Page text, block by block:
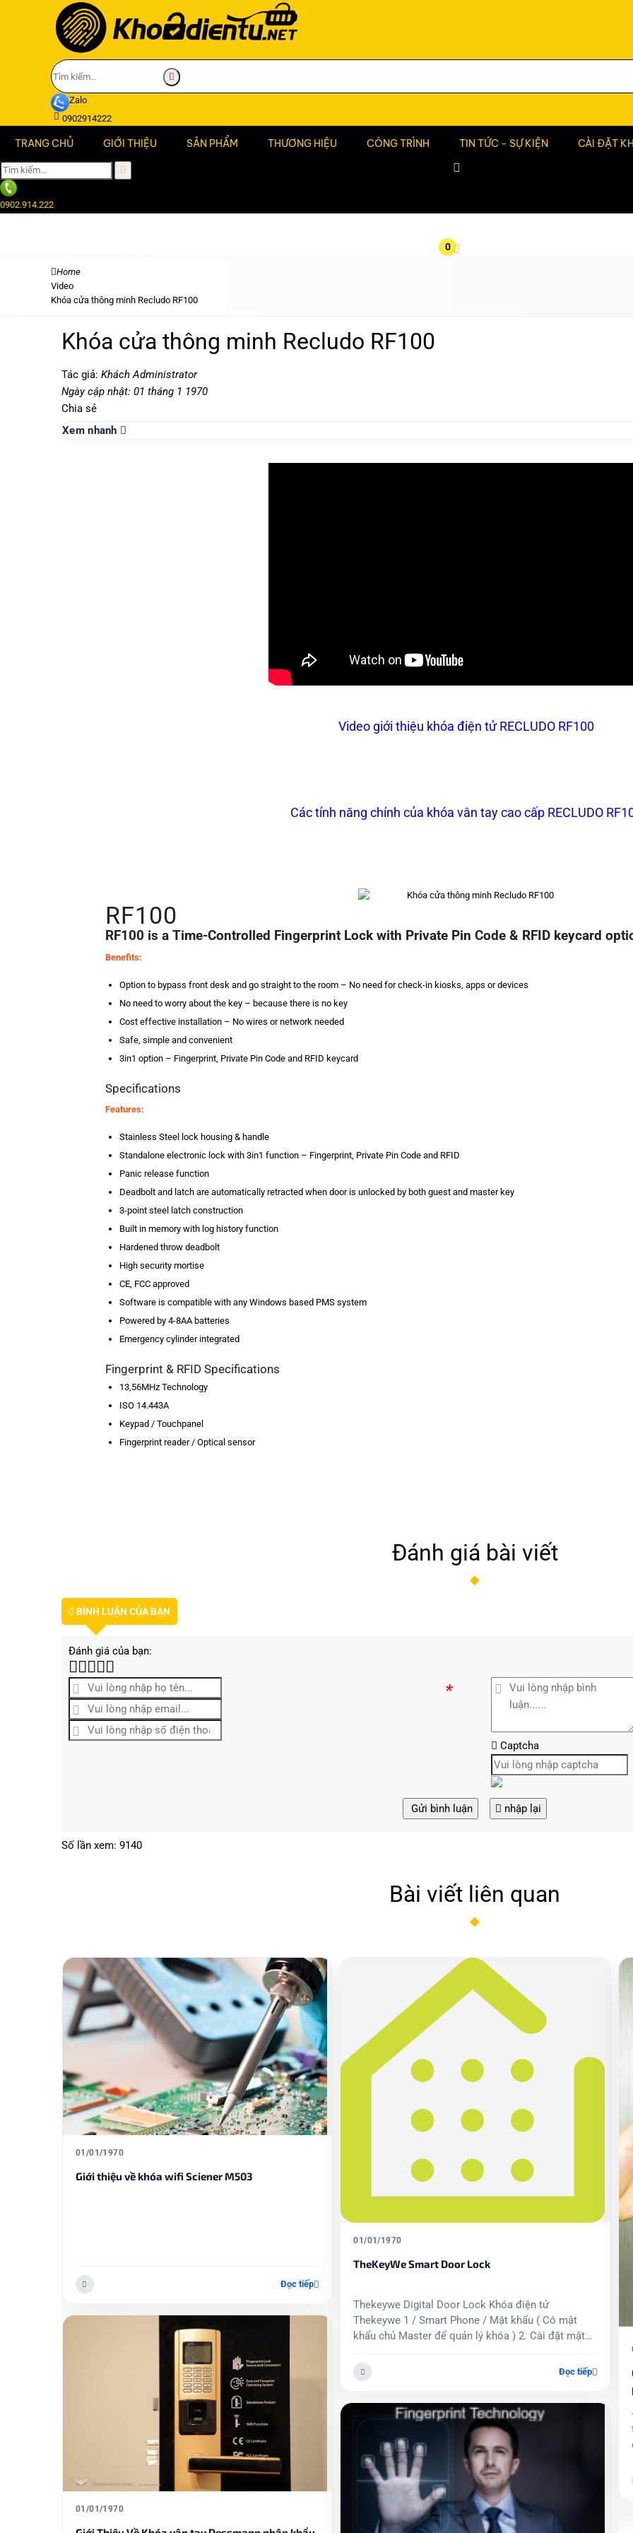
Zalo
0902914222
TRANG CHỦ GIỚI THIỆU SẢN PHẨM THƯƠNG HIỆU CÔNG TRÌNH TIN TỨC - SỰ KIỆN CÀI ĐẶT
0
0902.914.222
Home
Video
Khóa cửa thông minh Recludo RF100
Khóa cửa thông minh Recludo RF100
Tác giả: Khách Administrator
Ngày cập nhật: 01 tháng 1 1970
Chia sẻ
Xem nhanh
Video giới thiệu khóa điện tử RECLUDO RF100
Các tính năng chính của khóa vân tay cao cấp RECLUDO
RF100
RF100 is a Time-Controlled Fingerprint Lock with Private Pin Code & RFID keycard
Benefits:
Option to bypass front desk and go straight to the room – No need for check-in kiosks, apps or devices
No need to worry about the key – because there is no key
Cost effective installation – No wires or network needed
Safe, simple and convenient
3in1 option – Fingerprint, Private Pin Code and RFID keycard
Specifications
Features:
Stainless Steel lock housing & handle
Standalone electronic lock with 3in1 function – Fingerprint, Private Pin Code and RFID
Panic release function
Deadbolt and latch are automatically retracted when door is unlocked by both guest and master key
3-point steel latch construction
Built in memory with log history function
Hardened throw deadbolt
High security mortise
CE, FCC approved
Software is compatible with any Windows based PMS system
Powered by 4-8AA batteries
Emergency cylinder integrated
Fingerprint & RFID Specifications
13,56MHz Technology
ISO 14.443A
Keypad / Touchpanel
Fingerprint reader / Optical sensor
Đánh giá bài viết
BÌNH LUẬN CỦA BẠN
Đánh giá của bạn:
*
Captcha
Gửi bình luận nhập lại
Số lần xem: 9140
Bài viết liên quan
01/01/1970
Giới thiệu về khóa wifi Sciener M503
Đọc tiếp
01/01/1970
01/01/1970
TheKeyWe Smart Door Lock
Thekeywe Digital Door Lock Khóa điện tử
Thekeywe 1 / Smart Phone / Mật khẩu ( Có mật
khẩu chủ Master để quản lý khóa ) 2. Cài đặt mật
động 4. Báo pin yếu / báo động giả...
Đọc tiếp